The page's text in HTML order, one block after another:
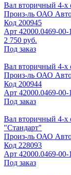
Вал вторичный 4-
Произ-ль ОАО
Код 200945
Арт 42000.0469-00-
2 750 руб.
Под заказ
Вал вторичный 4-х
Произ-ль ОАО
Код 200944
Арт 42000.0469-00-
Под заказ
Вал вторичный 4-х
"Стандарт"
Произ-ль ОАО
Код 228093
Арт 42000.0469-00-
Под заказ